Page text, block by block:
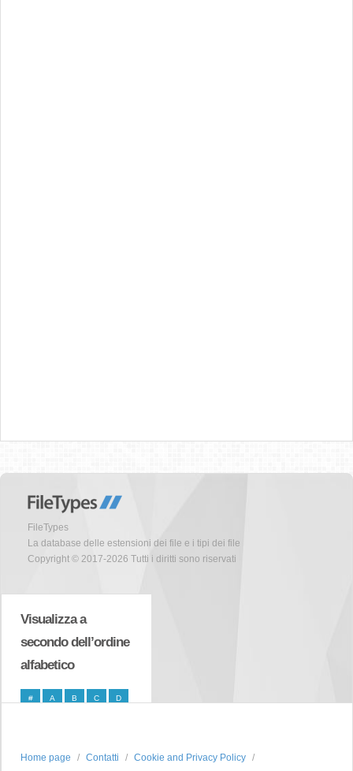
FileTypes
La database delle estensioni dei file e i tipi dei file
Copyright © 2017-2026 Tutti i diritti sono riservati
Visualizza a
secondo dell’ordine
alfabetico
# A B C D
Home page Contatti Cookie and Privacy Policy